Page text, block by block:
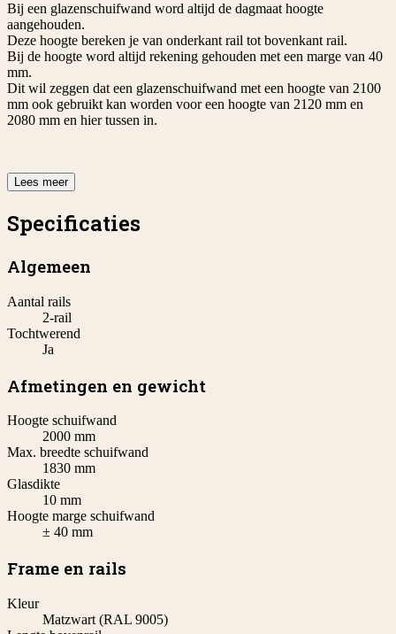
Bij een glazenschuifwand word altijd de dagmaat hoogte
aangehouden.
Deze hoogte bereken je van onderkant rail tot bovenkant rail.
Bij de hoogte word altijd rekening gehouden met een marge van 40
mm.
Dit wil zeggen dat een glazenschuifwand met een hoogte van 2100
mm ook gebruikt kan worden voor een hoogte van 2120 mm en
2080 mm en hier tussen in.
Lees meer
Specificaties
Algemeen
Aantal rails
2-rail
Tochtwerend
Ja
Afmetingen en gewicht
Hoogte schuifwand
2000 mm
Max. breedte schuifwand
1830 mm
Glasdikte
10 mm
Hoogte marge schuifwand
± 40 mm
Frame en rails
Kleur
Matzwart (RAL 9005)